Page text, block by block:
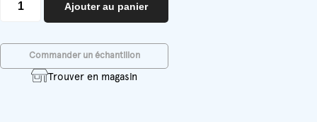
Ajouter au panier
Commander un échantillon
Trouver en magasin